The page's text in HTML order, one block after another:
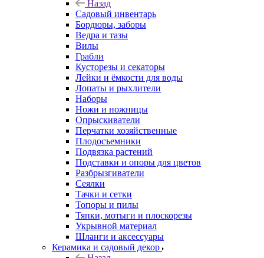
Назад
Садовый инвентарь
Бордюры, заборы
Ведра и тазы
Вилы
Грабли
Кусторезы и секаторы
Лейки и ёмкости для воды
Лопаты и рыхлители
Наборы
Ножи и ножницы
Опрыскиватели
Перчатки хозяйственные
Плодосъемники
Подвязка растений
Подставки и опоры для цветов
Разбрызгиватели
Сеялки
Тачки и сетки
Топоры и пилы
Тяпки, мотыги и плоскорезы
Укрывной материал
Шланги и аксессуары
Керамика и садовый декор